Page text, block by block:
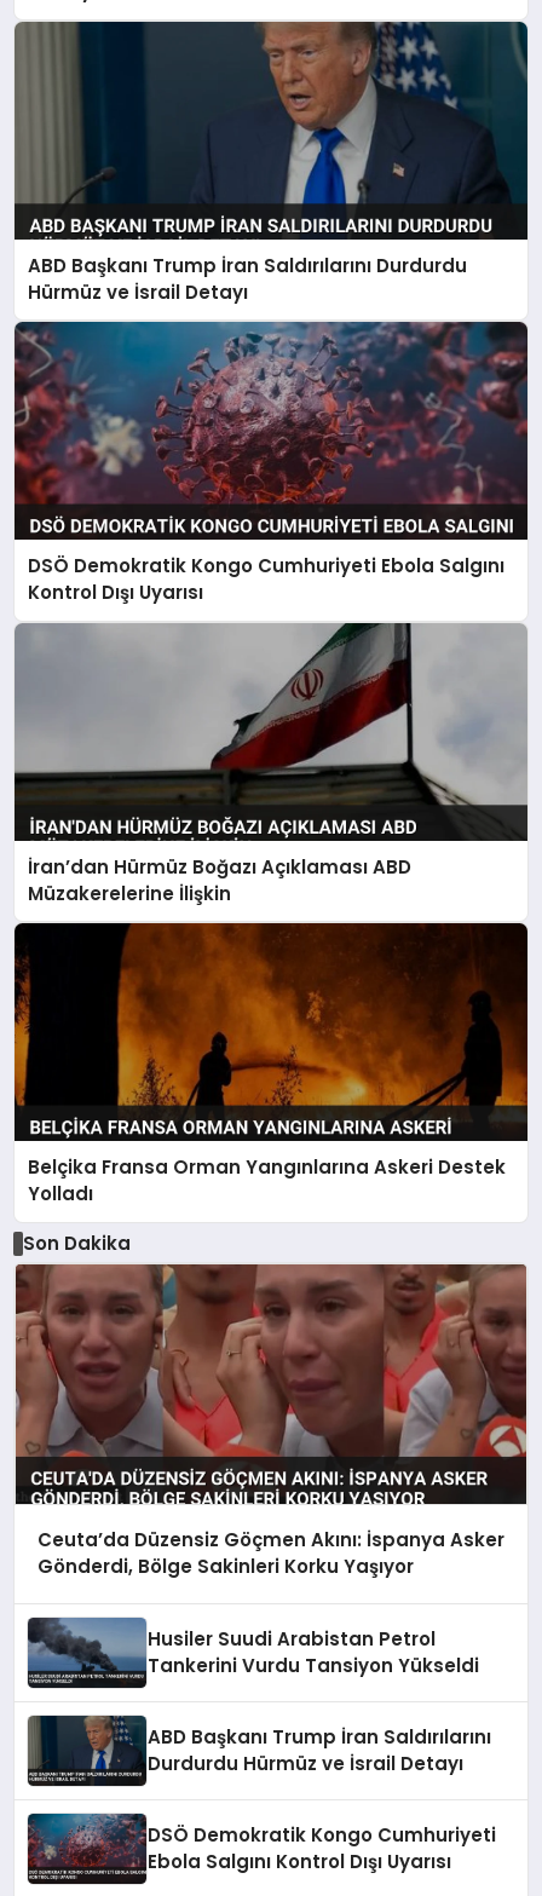
ABD Başkanı Trump İran Saldırılarını Durdurdu
Hürmüz ve İsrail Detayı
DSÖ Demokratik Kongo Cumhuriyeti Ebola Salgını
Kontrol Dışı Uyarısı
İran’dan Hürmüz Boğazı Açıklaması ABD
Müzakerelerine İlişkin
Belçika Fransa Orman Yangınlarına Askeri Destek
Yolladı
Son Dakika
Ceuta’da Düzensiz Göçmen Akını: İspanya Asker
Gönderdi, Bölge Sakinleri Korku Yaşıyor
Husiler Suudi Arabistan Petrol
Tankerini Vurdu Tansiyon Yükseldi
ABD Başkanı Trump İran Saldırılarını
Durdurdu Hürmüz ve İsrail Detayı
DSÖ Demokratik Kongo Cumhuriyeti
Ebola Salgını Kontrol Dışı Uyarısı